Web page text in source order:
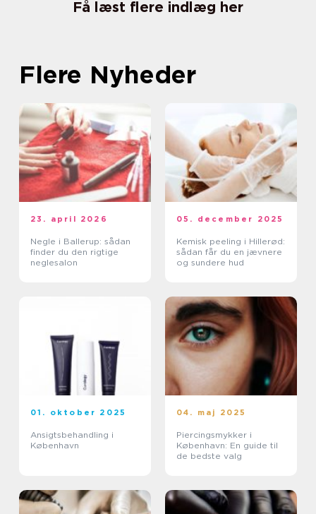
Få læst flere indlæg her
Flere Nyheder
23. april 2026
Negle i Ballerup: sådan
finder du den rigtige
neglesalon
05. december 2025
Kemisk peeling i Hillerød:
sådan får du en jævnere
og sundere hud
01. oktober 2025
Ansigtsbehandling i
København
04. maj 2025
Piercingsmykker i
København: En guide til
de bedste valg